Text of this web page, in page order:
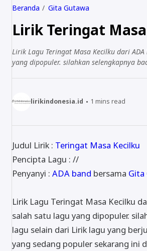
Beranda Gita Gutawa
Lirik Teringat
Lirik Lagu Teringat Masa Kecilku dari
yang dipopuler. silahkan selengkapnya
lirikindonesia.id 1 mins read
Judul Lirik : Teringat Masa Kecilku
Pencipta Lagu : //
Penyanyi : ADA band bersama Gita
Lirik Lagu Teringat Masa Kecilku
salah satu lagu yang dipopuler.
lagu selain dari Lirik lagu yang
yang sedang populer sekarang ini